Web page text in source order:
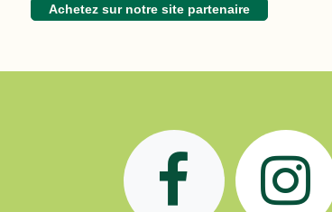
Achetez sur notre site partenaire